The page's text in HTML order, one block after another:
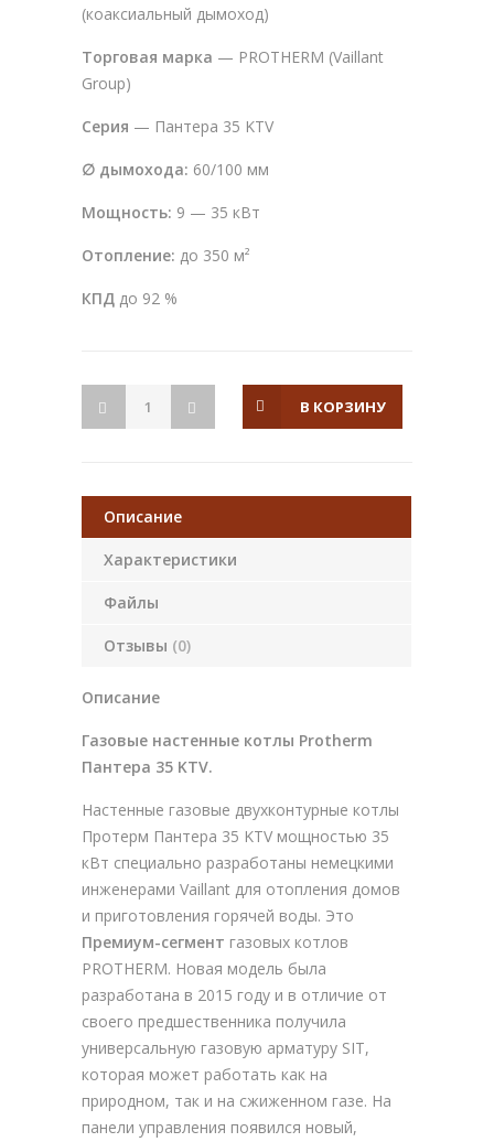
(коаксиальный дымоход)
Торговая марка — PROTHERM (Vaillant
Group)
Серия — Пантера 35 KTV
∅ дымохода: 60/100 мм
Мощность: 9 — 35 кВт
Отопление: до 350 м²
КПД до 92 %
В КОРЗИНУ
Описание
Характеристики
Файлы
Отзывы (0)
Описание
Газовые настенные котлы Protherm
Пантера 35 KTV.
Настенные газовые двухконтурные котлы
Протерм Пантера 35 KTV мощностью 35
кВт специально разработаны немецкими
инженерами Vaillant для отопления домов
и приготовления горячей воды. Это
Премиум-сегмент газовых котлов
PROTHERM. Новая модель была
разработана в 2015 году и в отличие от
своего предшественника получила
универсальную газовую арматуру SIT,
которая может работать как на
природном, так и на сжиженном газе. На
панели управления появился новый,